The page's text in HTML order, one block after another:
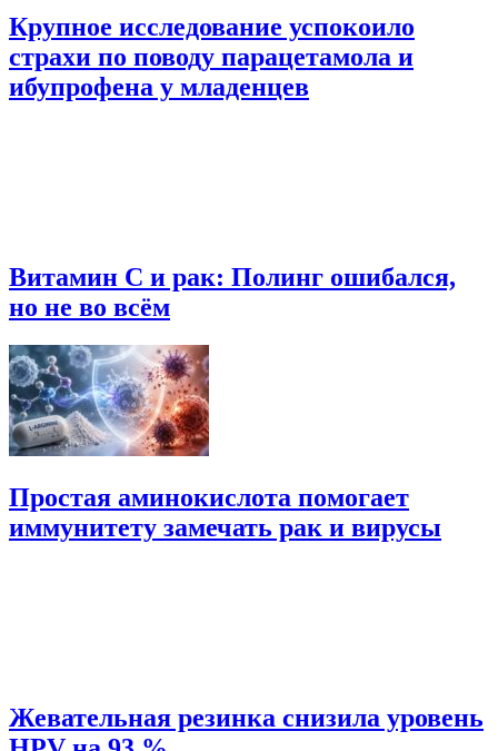
Крупное исследование успокоило
страхи по поводу парацетамола и
ибупрофена у младенцев
Витамин C и рак: Полинг ошибался,
но не во всём
Простая аминокислота помогает
иммунитету замечать рак и вирусы
Жевательная резинка снизила уровень